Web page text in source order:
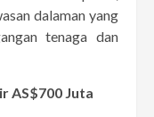
dalaman yang
tenaga dan
AS$700 Juta